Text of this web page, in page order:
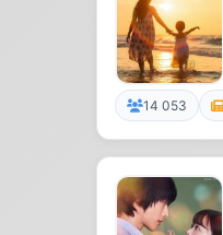
14 053